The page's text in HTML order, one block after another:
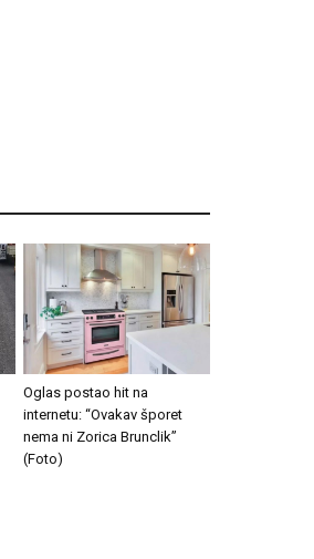
Oglas postao hit na
internetu: “Ovakav šporet
nema ni Zorica Brunclik”
(Foto)